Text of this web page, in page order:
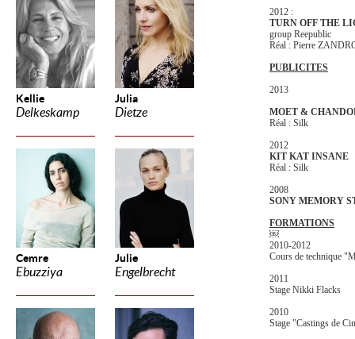
Kellie
Delkeskamp
Julia
Dietze
Cemre
Ebuzziya
Julie
Engelbrecht
2012 :
TURN OFF THE
group Reepublic
Réal : Pierre
PUBLICITES
2013
MOET &
Réal : Silk
2012
KIT KAT INSANE
Réal : Silk
2008
SONY MEMORY
FORMATIONS
￼
2010-2012
Cours de technique
2011
Stage Nikki Flacks
2010
Stage "Castings de